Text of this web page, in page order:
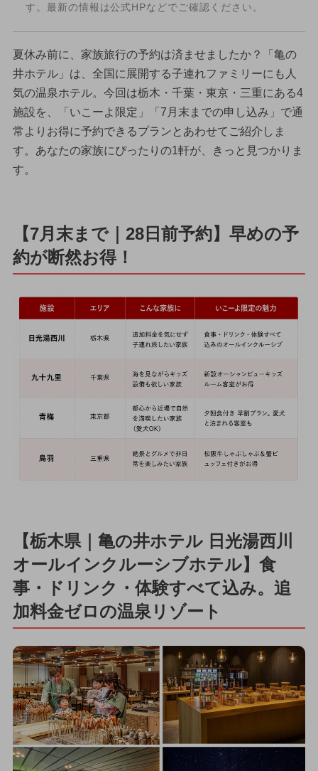
す。最新の情報は公式HPなどでご確認ください。
夏休み前に、家族旅行の予約は済ませましたか？「亀の
井ホテル」は、全国に展開する子連れファミリーにも人
気の温泉ホテル。今回は栃木・千葉・東京・三重にある4
施設を、「いこーよ限定」「7月末までの申し込み」で通
常よりお得に予約できるプランとあわせてご紹介しま
す。あなたの家族にぴったりの1軒が、きっと見つかりま
す。
【7月末まで｜28日前予約】早めの予
約が断然お得！
【栃木県｜亀の井ホテル 日光湯西川
オールインクルーシブホテル】食
事・ドリンク・体験すべて込み。追
加料金ゼロの温泉リゾート